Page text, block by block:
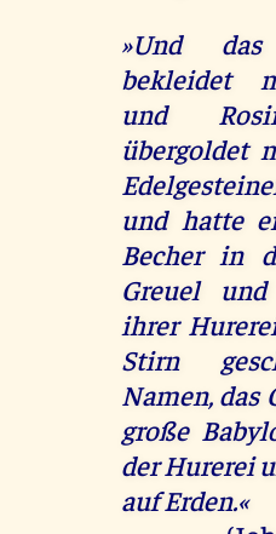
»Und
bekleidet
und
übergoldet
und hatte
Becher in
Greuel
ihrer
Stirn
Namen, das
große
der Hurerei
auf Erden.«